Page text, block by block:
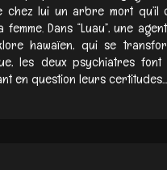
chez lui un arbre mort
femme. Dans “Luau”, une
hawaïen, qui se
les deux psychiatres
en question leurs certitudes...